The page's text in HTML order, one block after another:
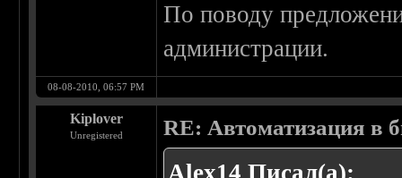
По поводу
администрации.
08-08-2010, 06:57 PM
Kiplover
Unregistered RE: Автоматизация в